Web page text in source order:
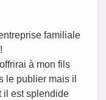
familiale
à mon fils
le publier mais il
il est splendide